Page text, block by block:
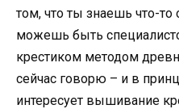
том, что ты знаешь что-то
можешь быть
крестиком методом
сейчас говорю – и в
интересует вышивание